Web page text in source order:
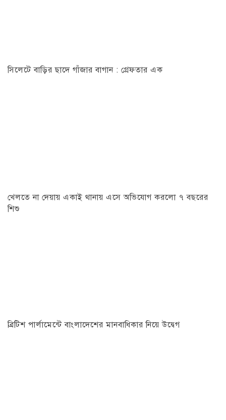
সিলেটে বাড়ির ছাদে গাঁজার বাগান : গ্রেফতার এক
খেলতে না দেয়ায় একাই থানায় এসে অভিযোগ করলো ৭ বছরের
শিশু
ব্রিটিশ পার্লামেন্টে বাংলাদেশের মানবাধিকার নিয়ে উদ্বেগ